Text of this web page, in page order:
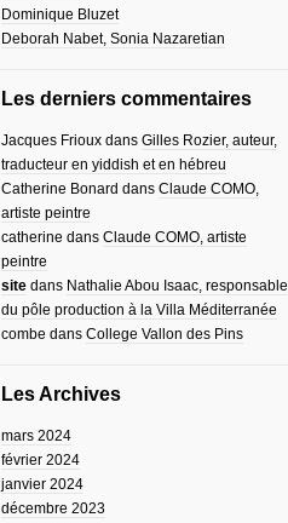
Dominique Bluzet
Deborah Nabet, Sonia Nazaretian
Les derniers commentaires
Jacques Friouxdans Gilles Rozier, auteur,
traducteur en yiddish et en hébreu
Catherine Bonard dans Claude COMO,
artiste peintre
catherine dans Claude COMO, artiste
peintre
sitedans Nathalie Abou Isaac, responsable
du pôle production à la Villa Méditerranée
combe dans College Vallon des Pins
Les Archives
mars 2024
février 2024
janvier 2024
décembre 2023